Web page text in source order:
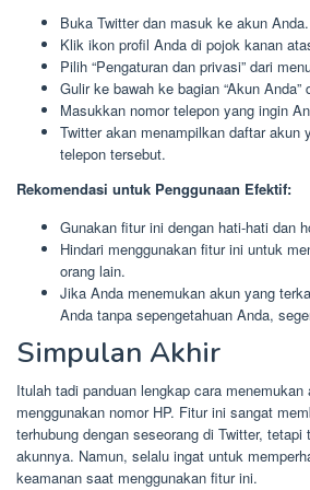
Buka Twitter dan masuk ke akun Anda.
Klik ikon profil Anda di pojok kanan
Pilih “Pengaturan dan privasi” dari
Gulir ke bawah ke bagian “Akun Anda”
Masukkan nomor telepon yang ingin
Twitter akan menampilkan daftar akun
telepon tersebut.
Rekomendasi untuk Penggunaan Efektif:
Gunakan fitur ini dengan hati-hati dan
Hindari menggunakan fitur ini untuk
orang lain.
Jika Anda menemukan akun yang
Anda tanpa sepengetahuan Anda,
Simpulan Akhir
Itulah tadi panduan lengkap cara menemukan
menggunakan nomor HP. Fitur ini sangat
terhubung dengan seseorang di Twitter,
akunnya. Namun, selalu ingat untuk
keamanan saat menggunakan fitur ini.